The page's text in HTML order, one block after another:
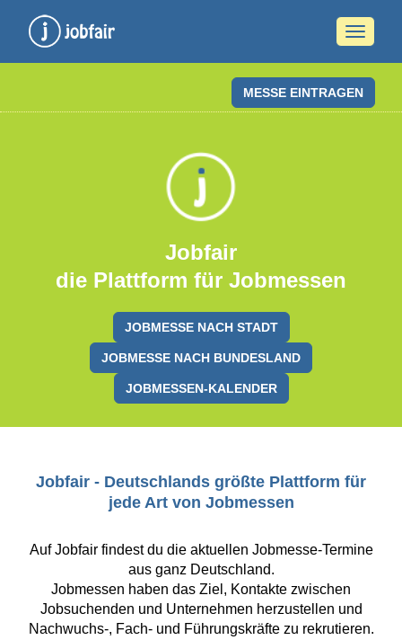
MESSE EINTRAGEN
Jobfair
die Plattform für Jobmessen
JOBMESSE NACH STADT
JOBMESSE NACH BUNDESLAND
JOBMESSEN-KALENDER
Jobfair - Deutschlands größte Plattform für
jede Art von Jobmessen
Auf Jobfair findest du die aktuellen Jobmesse-Termine
aus ganz Deutschland.
Jobmessen haben das Ziel, Kontakte zwischen
Jobsuchenden und Unternehmen herzustellen und
Nachwuchs-, Fach- und Führungskräfte zu rekrutieren.